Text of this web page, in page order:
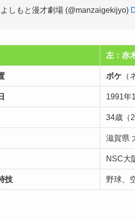
しもと漫才劇場 (@manzaigekijyo)
左：赤
ボケ （
1991年
34歳（
滋賀県
NSC大
技 野球、